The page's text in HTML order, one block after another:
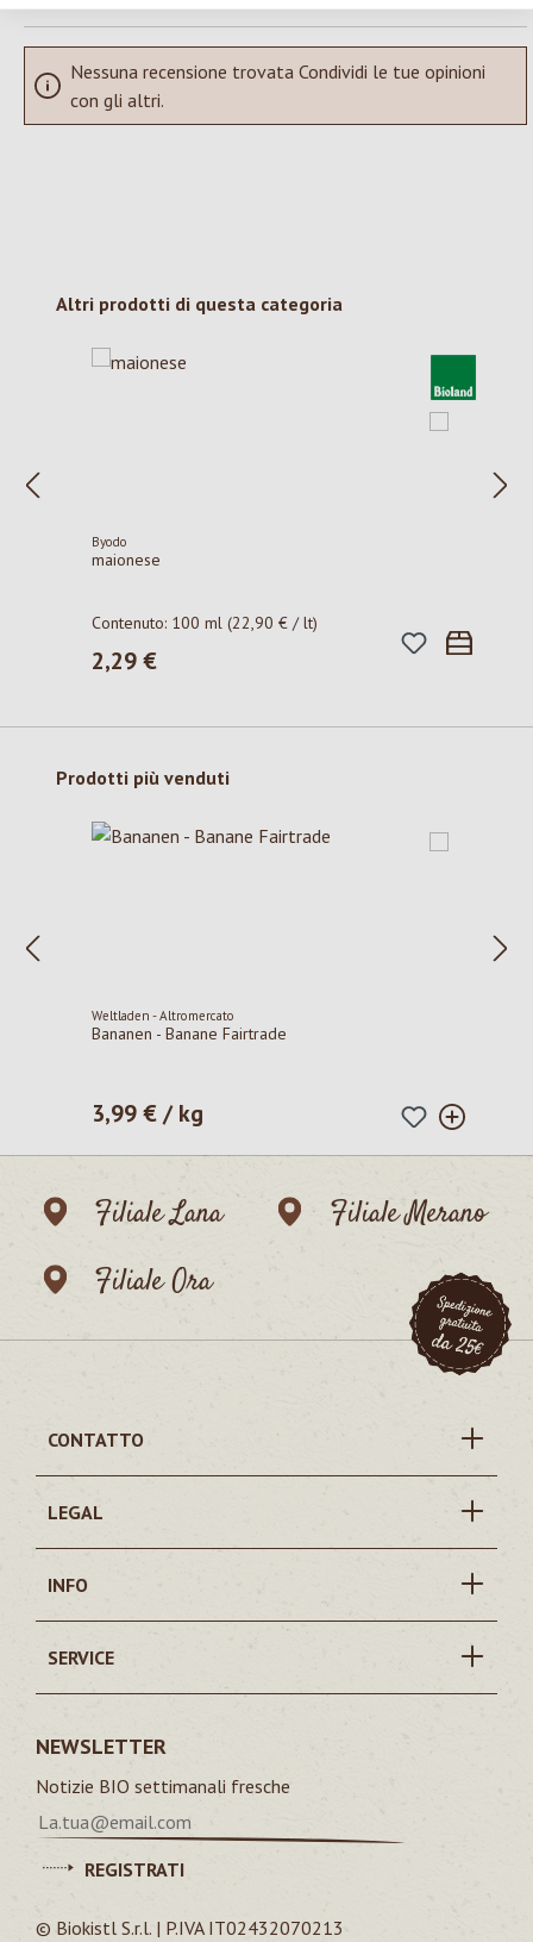
Nessuna recensione trovata Condividi le tue opinioni
con gli altri.
Salta la galleria dei prodotti
Altri prodotti di questa categoria
Byodo
maionese
Contenuto: 100 ml(22,90 € / lt)
Prezzo normale:
2,29 €
Salta la galleria dei prodotti
Prodotti più venduti
Weltladen - Altromercato
Bananen - Banane Fairtrade
Prezzo normale:
3,99 € / kg
Filiale Lana
Filiale Merano
Filiale Ora
CONTATTO
LEGAL
INFO
SERVICE
NEWSLETTER
Notizie BIO settimanali fresche
REGISTRATI
© Biokistl S.r.l. | P.IVA IT02432070213